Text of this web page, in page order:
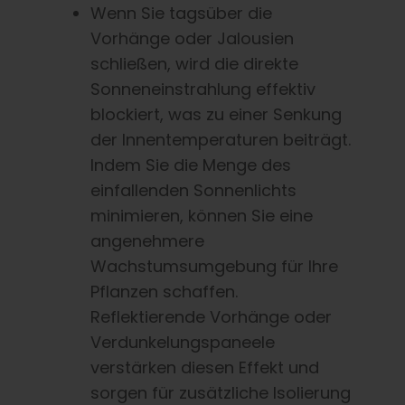
Wenn Sie tagsüber die
Vorhänge oder Jalousien
schließen, wird die direkte
Sonneneinstrahlung effektiv
blockiert, was zu einer Senkung
der Innentemperaturen beiträgt.
Indem Sie die Menge des
einfallenden Sonnenlichts
minimieren, können Sie eine
angenehmere
Wachstumsumgebung für Ihre
Pflanzen schaffen.
Reflektierende Vorhänge oder
Verdunkelungspaneele
verstärken diesen Effekt und
sorgen für zusätzliche Isolierung